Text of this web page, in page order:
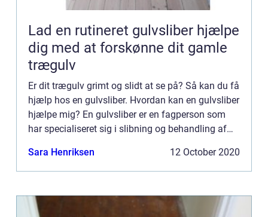
Lad en rutineret gulvsliber hjælpe
dig med at forskønne dit gamle
trægulv
Er dit trægulv grimt og slidt at se på? Så kan du få
hjælp hos en gulvsliber. Hvordan kan en gulvsliber
hjælpe mig? En gulvsliber er en fagperson som
har specialiseret sig i slibning og behandling af
forskønnelsen ...
Sara Henriksen 12 October 2020